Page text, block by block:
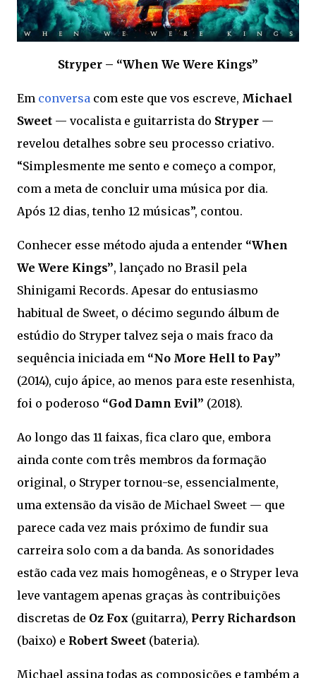
Stryper – “When We Were Kings”
Em conversa com este que vos escreve, Michael
Sweet — vocalista e guitarrista do Stryper —
revelou detalhes sobre seu processo criativo.
“Simplesmente me sento e começo a compor,
com a meta de concluir uma música por dia.
Após 12 dias, tenho 12 músicas”, contou.
Conhecer esse método ajuda a entender “When
We Were Kings”, lançado no Brasil pela
Shinigami Records. Apesar do entusiasmo
habitual de Sweet, o décimo segundo álbum de
estúdio do Stryper talvez seja o mais fraco da
sequência iniciada em “No More Hell to Pay”
(2014), cujo ápice, ao menos para este resenhista,
foi o poderoso “God Damn Evil” (2018).
Ao longo das 11 faixas, fica claro que, embora
ainda conte com três membros da formação
original, o Stryper tornou-se, essencialmente,
uma extensão da visão de Michael Sweet — que
parece cada vez mais próximo de fundir sua
carreira solo com a da banda. As sonoridades
estão cada vez mais homogêneas, e o Stryper leva
leve vantagem apenas graças às contribuições
discretas de Oz Fox (guitarra), Perry Richardson
(baixo) e Robert Sweet (bateria).
Michael assina todas as composições e também a